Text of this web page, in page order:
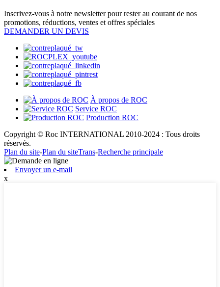
Inscrivez-vous à notre newsletter pour rester au courant de nos
promotions, réductions, ventes et offres spéciales
DEMANDER UN DEVIS
À propos de ROC
Service ROC
Production ROC
Copyright © Roc INTERNATIONAL 2010-2024 : Tous droits
réservés.
Plan du site-Plan du siteTrans-Recherche principale
Envoyer un e-mail
x